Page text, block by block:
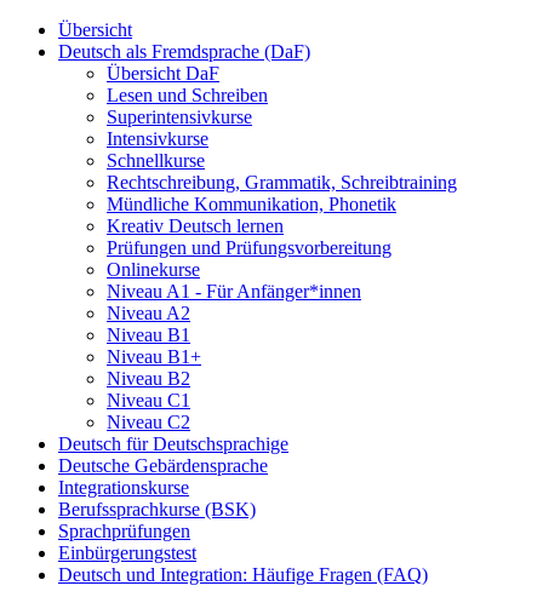
Übersicht
Deutsch als Fremdsprache (DaF)
Übersicht DaF
Lesen und Schreiben
Superintensivkurse
Intensivkurse
Schnellkurse
Rechtschreibung, Grammatik, Schreibtraining
Mündliche Kommunikation, Phonetik
Kreativ Deutsch lernen
Prüfungen und Prüfungsvorbereitung
Onlinekurse
Niveau A1 - Für Anfänger*innen
Niveau A2
Niveau B1
Niveau B1+
Niveau B2
Niveau C1
Niveau C2
Deutsch für Deutschsprachige
Deutsche Gebärdensprache
Integrationskurse
Berufssprachkurse (BSK)
Sprachprüfungen
Einbürgerungstest
Deutsch und Integration: Häufige Fragen (FAQ)